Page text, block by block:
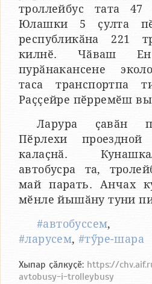
троллейбус тата 47
Юлашки 5 ҫулта
республикӑна 221
килнӗ. Чӑваш Ен
пурӑнакансене
таса транспортпа
Раҫҫейре пӗрремӗш
Ларура ҫавӑн
Пӗрлехи
калаҫнӑ.
автобусра та,
май парать. Анчах
мӗнле йышӑну туни
#автобуссем,
#ларусем,#тӳре-шара
Хыпар ҫӑлкуҫӗ: https://
avtobusy-i-trolleybusy